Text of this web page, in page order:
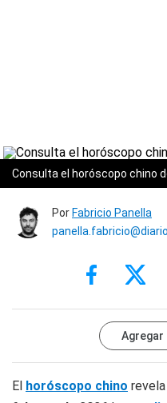
Consulta el horóscopo chino
Por Fabricio Panella
Agregar
El horóscopo chino